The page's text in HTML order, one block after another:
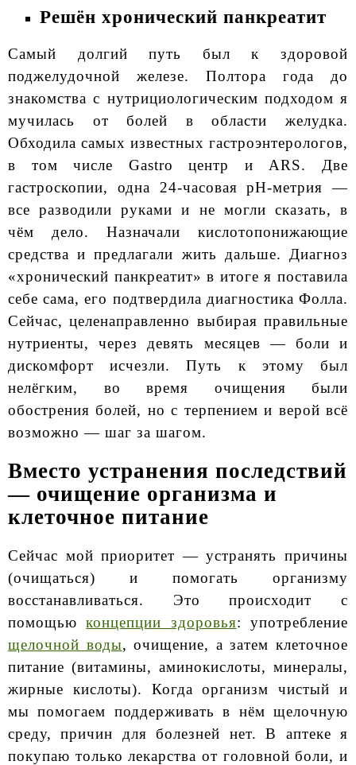
Решён хронический панкреатит
Самый долгий путь был к здоровой
поджелудочной железе. Полтора года до
знакомства с нутрициологическим подходом я
мучилась от болей в области желудка.
Обходила самых известных гастроэнтерологов,
в том числе Gastro центр и ARS. Две
гастроскопии, одна 24-часовая pH-метрия —
все разводили руками и не могли сказать, в
чём дело. Назначали кислотопонижающие
средства и предлагали жить дальше. Диагноз
«хронический панкреатит» в итоге я поставила
себе сама, его подтвердила диагностика Фолла.
Сейчас, целенаправленно выбирая правильные
нутриенты, через девять месяцев — боли и
дискомфорт исчезли. Путь к этому был
нелёгким, во время очищения были
обострения болей, но с терпением и верой всё
возможно — шаг за шагом.
Вместо устранения последствий
— очищение организма и
клеточное питание
Сейчас мой приоритет — устранять причины
(очищаться) и помогать организму
восстанавливаться. Это происходит с
помощьюконцепции здоровья: употребление
щелочной воды, очищение, а затем клеточное
питание (витамины, аминокислоты, минералы,
жирные кислоты). Когда организм чистый и
мы помогаем поддерживать в нём щелочную
среду, причин для болезней нет. В аптеке я
покупаю только лекарства от головной боли, и